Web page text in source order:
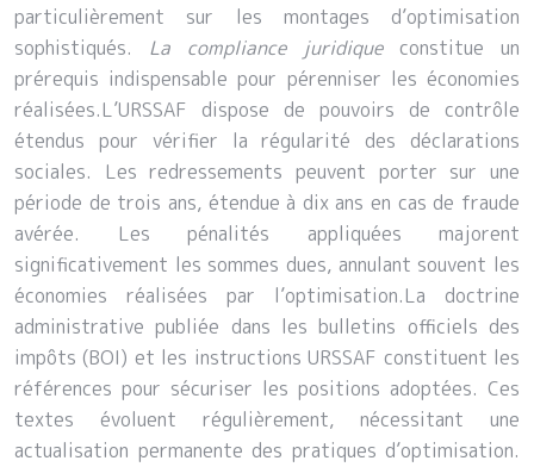
particulièrement sur les montages d’optimisation
sophistiqués. La compliance juridiqueconstitue un
prérequis indispensable pour pérenniser les économies
réalisées.L’URSSAF dispose de pouvoirs de contrôle
étendus pour vérifier la régularité des déclarations
sociales. Les redressements peuvent porter sur une
période de trois ans, étendue à dix ans en cas de fraude
avérée. Les pénalités appliquées majorent
significativement les sommes dues, annulant souvent les
économies réalisées par l’optimisation.La doctrine
administrative publiée dans les bulletins officiels des
impôts (BOI) et les instructions URSSAF constituent les
références pour sécuriser les positions adoptées. Ces
textes évoluent régulièrement, nécessitant une
actualisation permanente des pratiques d’optimisation.